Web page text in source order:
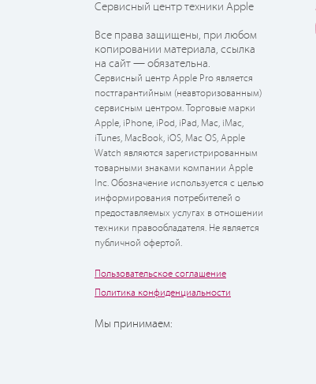
Сервисный центр техники Apple
Все права защищены, при любом
копировании материала, ссылка
на сайт — обязательна.
Сервисный центр Apple Pro является
постгарантийным (неавторизованным)
сервисным центром. Торговые марки
Apple, iPhone, iPod, iPad, Mac, iMac,
iTunes, MacBook, iOS, Mac OS, Apple
Watch являются зарегистрированным
товарными знаками компании Apple
Inc. Обозначение используется с целью
информирования потребителей о
предоставляемых услугах в отношении
техники правообладателя. Не является
публичной офертой.
Пользовательское соглашение
Политика конфиденциальности
Мы принимаем: